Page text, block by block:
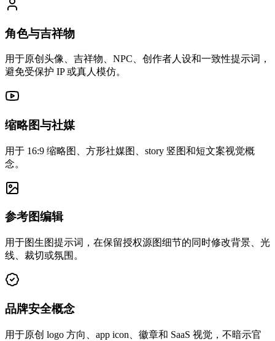
角色与吉祥物
用于原创头像、吉祥物、NPC、创作者人设和一致性提示词，
避免受保护 IP 或真人模仿。
缩略图与社媒
用于 16:9 缩略图、方形社媒图、story 竖图和短文案视觉概
念。
参考图编辑
用于图生图提示词，在保留授权源图细节的同时修改背景、光
线、裁切或氛围。
品牌安全概念
用于原创 logo 方向、app icon、徽章和 SaaS 视觉，不暗示官